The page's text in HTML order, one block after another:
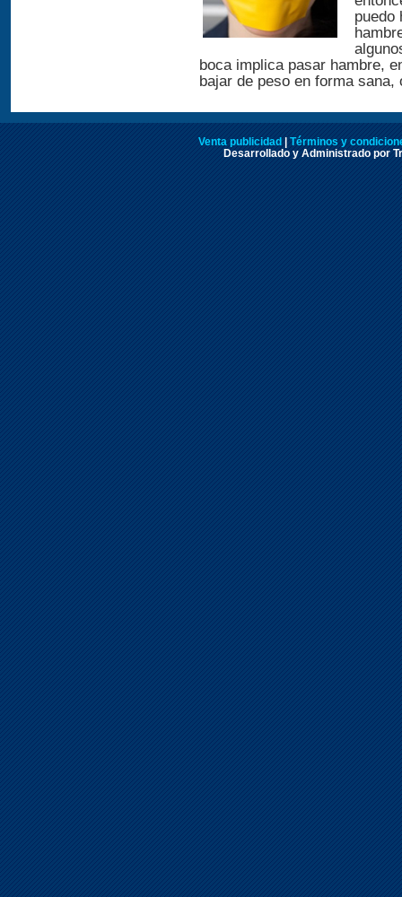
puedo
boca implica pasar hambre,
bajar de peso en forma sana,
Venta publicidad
Términos y
Desarrollado y Administrado por